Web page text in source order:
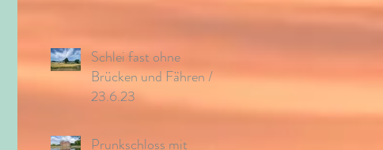
Schlei fast ohne
Brücken und Fähren /
23.6.23
Prunkschloss mit